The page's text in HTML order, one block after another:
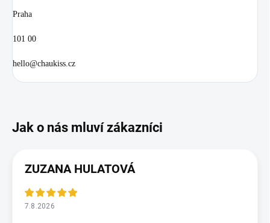
Praha
101 00
hello@chaukiss.cz
ZUZANA HULATOVÁ
7.8.2026